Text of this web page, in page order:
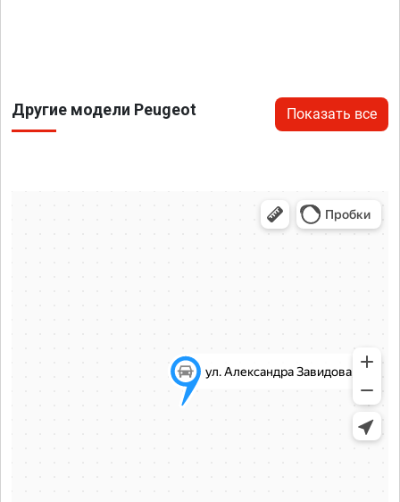
Другие модели Peugeot Показать все